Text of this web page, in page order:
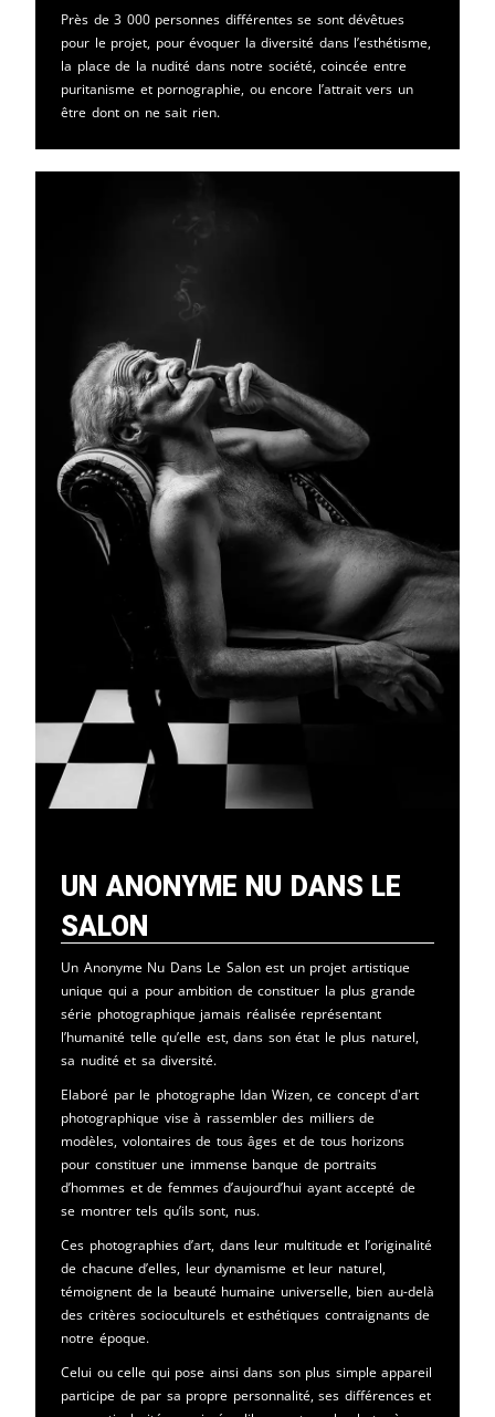
Près de 3 000 personnes différentes se sont dévêtues
pour le projet, pour évoquer la diversité dans l’esthétisme,
la place de la nudité dans notre société, coincée entre
puritanisme et pornographie, ou encore l’attrait vers un
être dont on ne sait rien.
Un Anonyme Nu Dans Le
Salon
Un Anonyme Nu Dans Le Salon est un projet artistique
unique qui a pour ambition de constituer la plus grande
série photographique jamais réalisée représentant
l’humanité telle qu’elle est, dans son état le plus naturel,
sa nudité et sa diversité.
Elaboré par le photographe Idan Wizen, ce concept d'art
photographique vise à rassembler des milliers de
modèles, volontaires de tous âges et de tous horizons
pour constituer une immense banque de portraits
d’hommes et de femmes d’aujourd’hui ayant accepté de
se montrer tels qu’ils sont, nus.
Ces photographies d’art, dans leur multitude et l’originalité
de chacune d’elles, leur dynamisme et leur naturel,
témoignent de la beauté humaine universelle, bien au-delà
des critères socioculturels et esthétiques contraignants de
notre époque.
Celui ou celle qui pose ainsi dans son plus simple appareil
participe de par sa propre personnalité, ses différences et